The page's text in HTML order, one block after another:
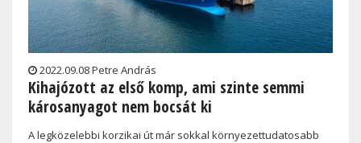
2022.09.08 Petre András
Kihajózott az első komp, ami szinte semmi
károsanyagot nem bocsát ki
A legközelebbi korzikai út már sokkal környezettudatosabb